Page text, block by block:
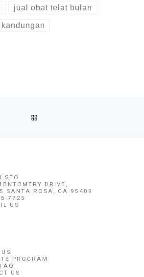
jual obat telat bulan
SEO
DRIVE,
SANTA ROSA, CA 95409
7725
US
PROGRAM
US